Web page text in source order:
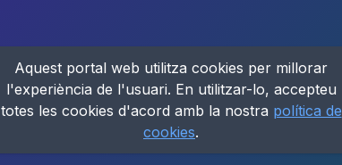
Aquest portal web utilitza cookies per millorar
l'experiència de l'usuari. En utilitzar-lo, accepteu
totes les cookies d'acord amb la nostra política de
cookies.